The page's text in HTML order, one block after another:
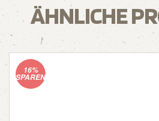
ÄHNLICHE
16%
SPAREN